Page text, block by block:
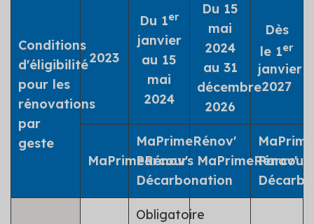
Conditions
d'éligibilité
pour les
rénovations
par
geste
2023
Du 1er
janvier
au 15
mai
2024
Du 15
mai
2024
au 31
décembre
2026
Dès
le 1er
janvier
2027
MaPrimeRénov'
MaPrimeRénov'
Parcours
Décarbonation
MaPrimeRénov'
Obligatoire